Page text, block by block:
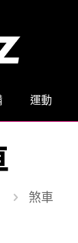
運動
煞車